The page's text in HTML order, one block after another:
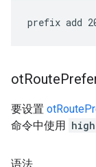
otRoute
要设置
命令中使用 high
语法